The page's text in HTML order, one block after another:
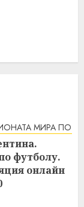
МИРА ПО
футболу.
онлайн